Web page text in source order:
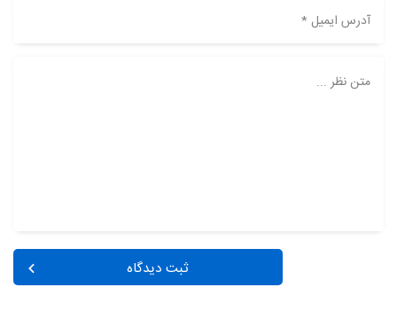
آدرس ایمیل *
متن نظر ...